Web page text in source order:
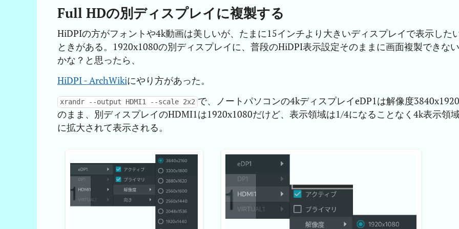
Full HDの別ディスプレイに複製する
HiDPIの方がフォントや4k動画は美しいが、たまに15インチより大きいディスプレイで表示した
ときがある。1920x1080の別ディスプレイに、普段のHiDPI表示設定そのままに画面複製できない
かな？と思ったら、
HiDPI - ArchWikiにやり方があった。
xrandr --output HDMI1 --scale 2x2 で、ノートパソコンの4kディスプレイeDP1は解像度3840x1920
のまま、別ディスプレイのHDMI1は1920x1080だけど、表示領域は1/4になることなく4k表示領
に拡大されて表示される。